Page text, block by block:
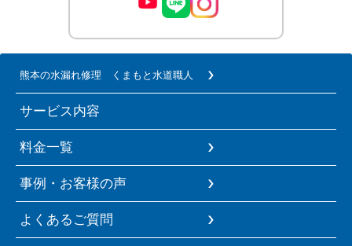
熊本の水漏れ修理 くまもと水道職人
サービス内容
料金一覧
事例・お客様の声
よくあるご質問